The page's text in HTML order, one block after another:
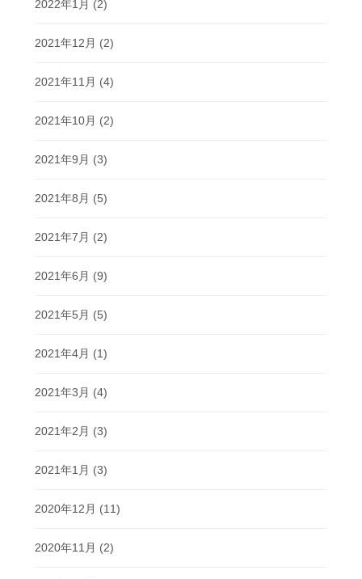
2022年1月 (2)
2021年12月 (2)
2021年11月 (4)
2021年10月 (2)
2021年9月 (3)
2021年8月 (5)
2021年7月 (2)
2021年6月 (9)
2021年5月 (5)
2021年4月 (1)
2021年3月 (4)
2021年2月 (3)
2021年1月 (3)
2020年12月 (11)
2020年11月 (2)